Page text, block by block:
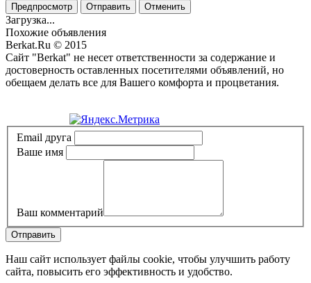
Предпросмотр Отправить Отменить
Загрузка...
Похожие объявления
Berkat.Ru © 2015
Сайт "Berkat" не несет ответственности за содержание и
достоверность оставленных посетителями объявлений, но
обещаем делать все для Вашего комфорта и процветания.
Email друга
Ваше имя
Ваш комментарий
Отправить
Наш сайт использует файлы cookie, чтобы улучшить работу
сайта, повысить его эффективность и удобство.